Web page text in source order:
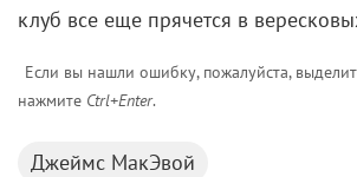
клуб все еще прячется в
Если вы нашли ошибку, пожалуйста,
нажмите Ctrl+Enter.
Джеймс МакЭвой